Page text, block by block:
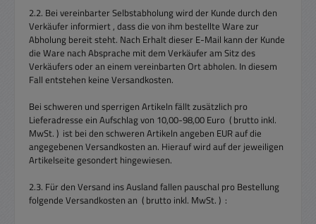
2.2. Bei vereinbarter Selbstabholung wird der Kunde durch den
Verkäufer informiert , dass die von ihm bestellte Ware zur
Abholung bereit steht. Nach Erhalt dieser E-Mail kann der Kunde
die Ware nach Absprache mit dem Verkäufer am Sitz des
Verkäufers oder an einem vereinbarten Ort abholen. In diesem
Fall entstehen keine Versandkosten.
Bei schweren und sperrigen Artikeln fällt zusätzlich pro
Lieferadresse ein Aufschlag von 10,00-98,00 Euro ( brutto inkl.
MwSt. ) ist bei den schweren Artikeln angeben EUR auf die
angegebenen Versandkosten an. Hierauf wird auf der jeweiligen
Artikelseite gesondert hingewiesen.
2.3. Für den Versand ins Ausland fallen pauschal pro Bestellung
folgende Versandkosten an ( brutto inkl. MwSt. ) :